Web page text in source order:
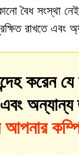
বৈধ সংস্থা
রাখতে এবং
করেন
অন্যান্য